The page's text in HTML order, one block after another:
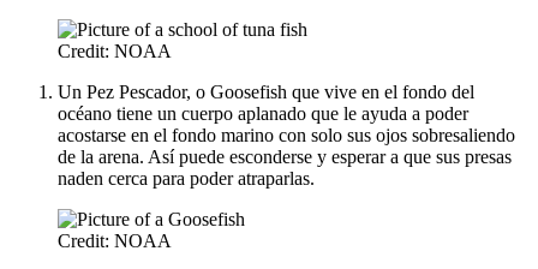
Credit: NOAA
Un Pez Pescador, o Goosefish que vive en el fondo del
océano tiene un cuerpo aplanado que le ayuda a poder
acostarse en el fondo marino con solo sus ojos sobresaliendo
de la arena. Así puede esconderse y esperar a que sus presas
naden cerca para poder atraparlas.
Credit: NOAA